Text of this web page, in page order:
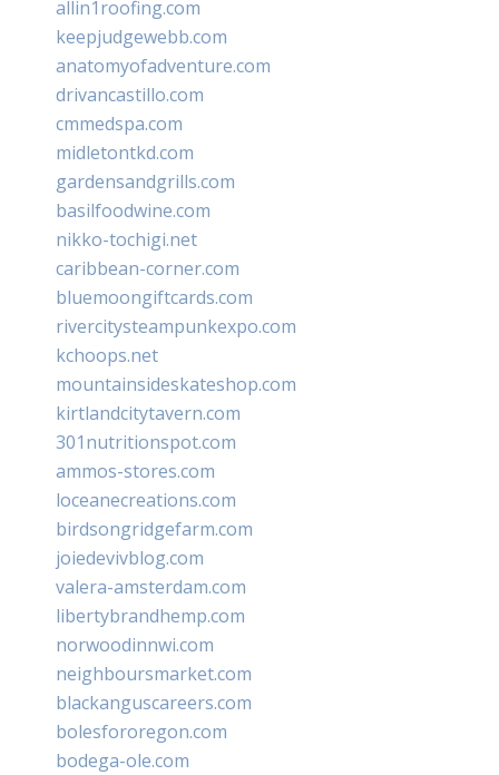
allin1roofing.com
keepjudgewebb.com
anatomyofadventure.com
drivancastillo.com
cmmedspa.com
midletontkd.com
gardensandgrills.com
basilfoodwine.com
nikko-tochigi.net
caribbean-corner.com
bluemoongiftcards.com
rivercitysteampunkexpo.com
kchoops.net
mountainsideskateshop.com
kirtlandcitytavern.com
301nutritionspot.com
ammos-stores.com
loceanecreations.com
birdsongridgefarm.com
joiedevivblog.com
valera-amsterdam.com
libertybrandhemp.com
norwoodinnwi.com
neighboursmarket.com
blackanguscareers.com
bolesfororegon.com
bodega-ole.com